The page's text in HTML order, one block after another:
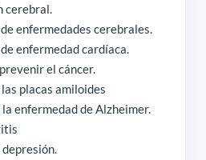
cerebral.
enfermedades cerebrales.
enfermedad cardíaca.
el cáncer.
placas amiloides
enfermedad de Alzheimer.